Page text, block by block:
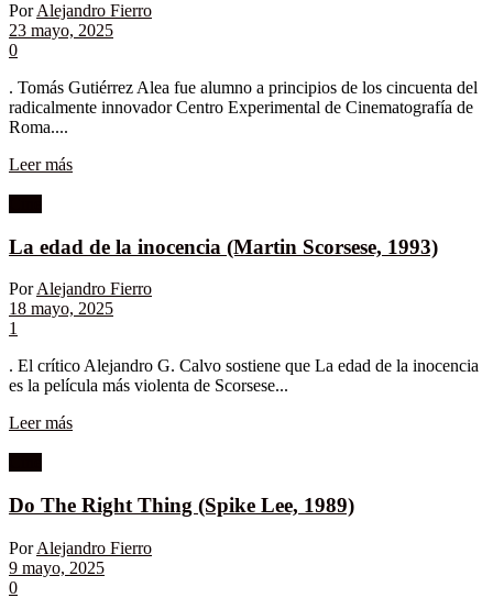
Por Alejandro Fierro
23 mayo, 2025
0
. Tomás Gutiérrez Alea fue alumno a principios de los cincuenta del
radicalmente innovador Centro Experimental de Cinematografía de
Roma....
Leer más
La edad de la inocencia (Martin Scorsese, 1993)
Por Alejandro Fierro
18 mayo, 2025
1
. El crítico Alejandro G. Calvo sostiene que La edad de la inocencia
es la película más violenta de Scorsese...
Leer más
Do The Right Thing (Spike Lee, 1989)
Por Alejandro Fierro
9 mayo, 2025
0